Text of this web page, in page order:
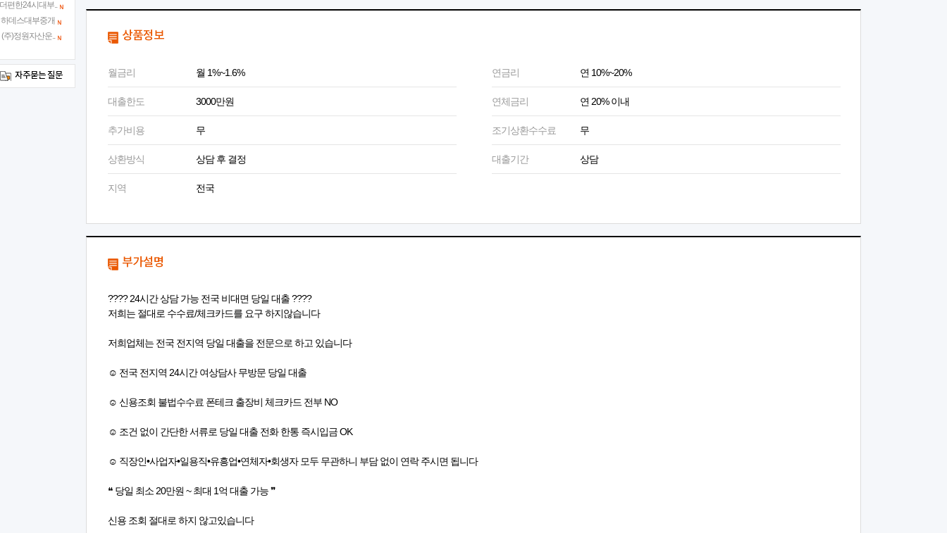
상품정보
월금리 월 1%~1.6% 연금리 연 10%~20%
대출한도 3000만원 연체금리 연 20% 이내
추가비용 무 조기상환수수료 무
상환방식 상담 후 결정 대출기간 상담
지역 전국
부가설명
???? 24시간 상담 가능 전국 비대면 당일 대출 ????
저희는 절대로 수수료/체크카드를 요구 하지않습니다
저희업체는 전국 전지역 당일 대출을 전문으로 하고 있습니다
☺️ 전국 전지역 24시간 여상담사 무방문 당일 대출
☺️ 신용조회 불법수수료 폰테크 출장비 체크카드 전부 NO
☺️ 조건 없이 간단한 서류로 당일 대출 전화 한통 즉시입금 OK
☺️ 직장인•사업자•일용직•유흥업•연체자•회생자 모두 무관하니 부담 없이 연락 주시면 됩니다
❝ 당일 최소 20만원 ~ 최대 1억 대출 가능 ❞
신용 조회 절대로 하지 않고있습니다
편한24시대부..
하데스대부중개
(주)정원자산운..
자주묻는 질문